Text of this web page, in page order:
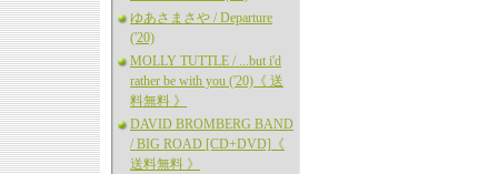
ゆあさまさや / Departure
('20)
MOLLY TUTTLE / ...but i'd
rather be with you ('20)《 送
料無料 》
DAVID BROMBERG BAND
/ BIG ROAD [CD+DVD]《
送料無料 》